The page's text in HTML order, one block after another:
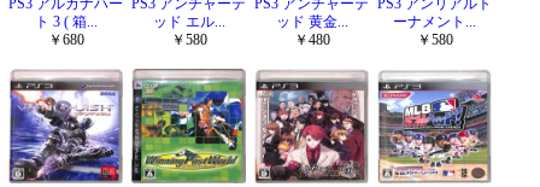
PS3 アルカナハー
ト 3 ( 箱...
￥680
PS3 アンチャーテ
ッド エル...
￥580
PS3 アンチャーテ
ッド 黄金...
￥480
PS3 アンリアルト
ーナメント...
￥580